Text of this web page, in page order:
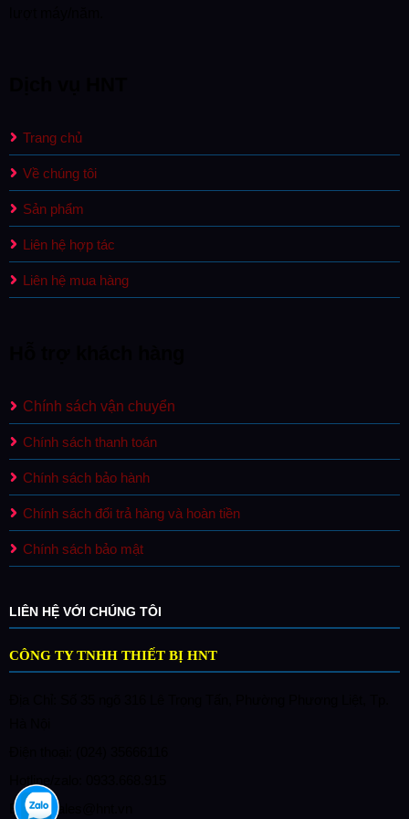
Trang chủ
Về chúng tôi
Sản phẩm
Liên hệ hợp tác
Liên hệ mua hàng
Chính sách vận chuyển
Chính sách thanh toán
Chính sách bảo hành
Chính sách đổi trả hàng và hoàn tiền
Chính sách bảo mật
LIÊN HỆ VỚI CHÚNG TÔI
CÔNG TY TNHH THIẾT BỊ HNT
Email: sales@hnt.vn